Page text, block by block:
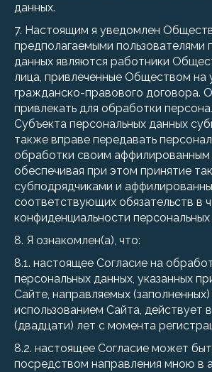
данных.
7. Настоящим я уведомлен
предполагаемыми пользователями
данных являются работники
лица, привлеченные Обществом на
гражданско-правового договора.
привлекать для обработки
Субъекта персональных данных
также вправе передавать
обработки своим аффилированным
обеспечивая при этом принятие
субподрядчиками и
соответствующих обязательств в
конфиденциальности персональных
8. Я ознакомлен(а), что:
8.1. настоящее Согласие на
персональных данных, указанных
Сайте, направляемых (заполненных)
использованием Сайта, действует
(двадцати) лет с момента
8.2. настоящее Согласие может
посредством направления мною в